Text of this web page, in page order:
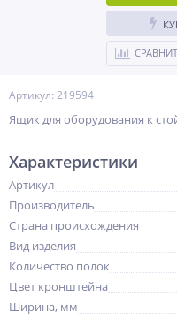
Артикул: 219594
Ящик для оборудования к
Характеристики
Артикул
Производитель
Страна происхождения
Вид изделия
Количество полок
Цвет кронштейна
Ширина, мм